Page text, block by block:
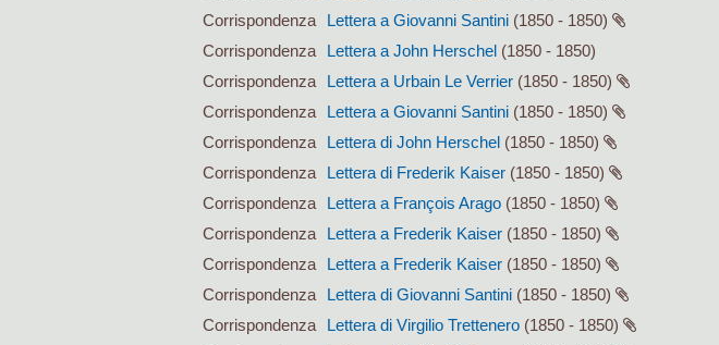
Corrispondenza
Lettera a Giovanni Santini (1850 - 1850)
Corrispondenza
Lettera a John Herschel (1850 - 1850)
Corrispondenza
Lettera a Urbain Le Verrier (1850 - 1850)
Corrispondenza
Lettera a Giovanni Santini (1850 - 1850)
Corrispondenza
Lettera di John Herschel (1850 - 1850)
Corrispondenza
Lettera di Frederik Kaiser (1850 - 1850)
Corrispondenza
Lettera a François Arago (1850 - 1850)
Corrispondenza
Lettera a Frederik Kaiser (1850 - 1850)
Corrispondenza
Lettera a Frederik Kaiser (1850 - 1850)
Corrispondenza
Lettera di Giovanni Santini (1850 - 1850)
Corrispondenza
Lettera di Virgilio Trettenero (1850 - 1850)